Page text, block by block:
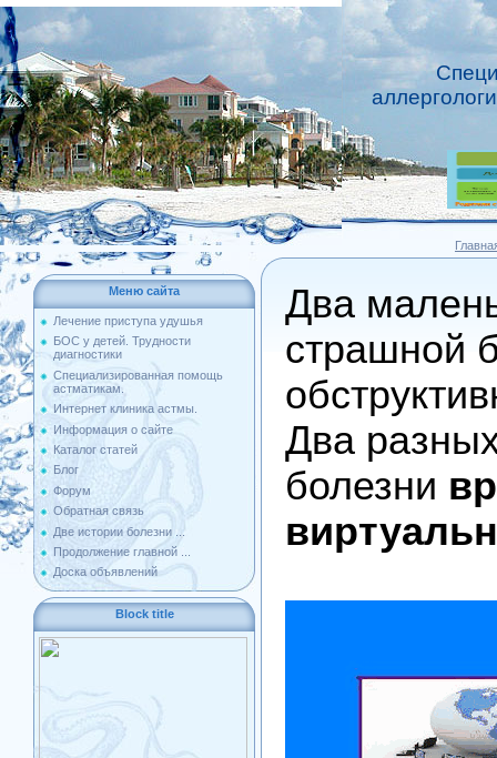
Меню сайта
Лечение приступа удушья
БОС у детей. Трудности
диагностики
Специализированная помощь
астматикам.
Интернет клиника астмы.
Информация о сайте
Каталог статей
Блог
Форум
Обратная связь
Две истории болезни ...
Продолжение главной ...
Доска объявлений
Block title
Два
страшной
Два
болезни